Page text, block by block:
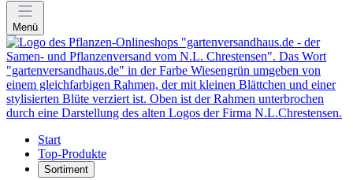
Menü
Start
Top-Produkte
Sortiment